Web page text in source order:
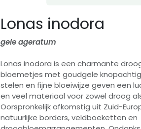
Lonas inodora
gele ageratum
Lonas inodora is een charmante
bloemetjes met goudgele
stelen en fijne bloeiwijze geven een
en veel materiaal voor zowel droog
Oorspronkelijk afkomstig uit Zuid-
natuurlijke borders, veldboeketten en